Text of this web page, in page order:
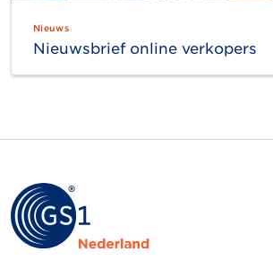
Nieuws
Nieuwsbrief online verkopers